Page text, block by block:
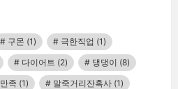
구몬 (1) 극한직업 (1)
다이어트 (2) 댕댕이 (8)
만족 (1) 말죽거리잔혹사 (1)